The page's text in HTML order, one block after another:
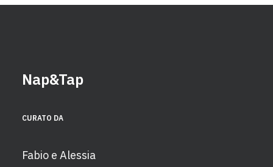
Nap&Tap
CURATO DA
Fabio e Alessia